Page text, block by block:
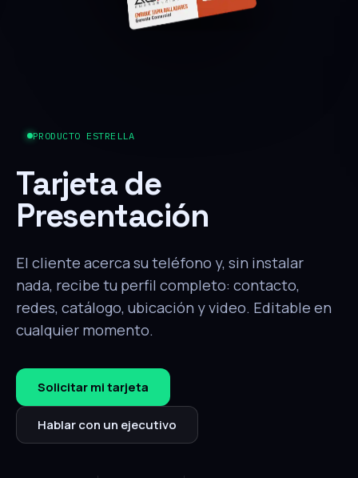
PRODUCTO ESTRELLA
Tarjeta de
Presentación
El cliente acerca su teléfono y, sin instalar
nada, recibe tu perfil completo: contacto,
redes, catálogo, ubicación y video. Editable en
cualquier momento.
Solicitar mi tarjeta
Hablar con un ejecutivo